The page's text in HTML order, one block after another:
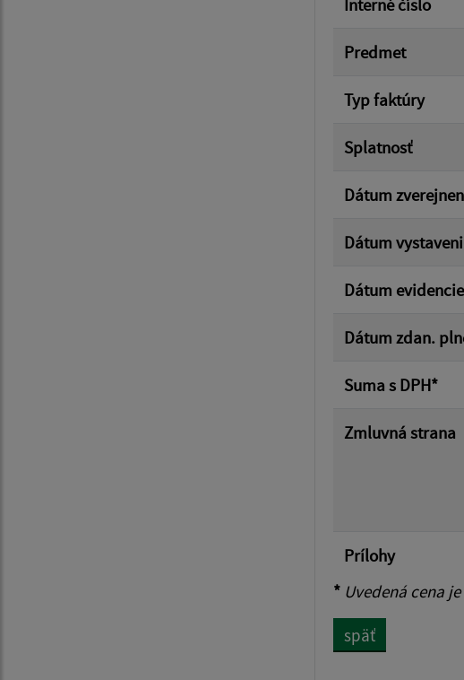
Interné číslo
Predmet
Typ faktúry
Splatnosť
Dátum
Dátum
Dátum evidencie
Dátum zdan.
Suma s DPH*
Zmluvná strana
Prílohy
* Uvedená cena
späť